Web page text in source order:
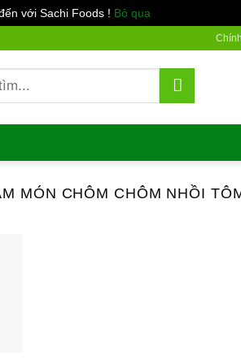
với Sachi Foods ! Bỏ qua
MÓN CHÔM CHÔM NHỒI